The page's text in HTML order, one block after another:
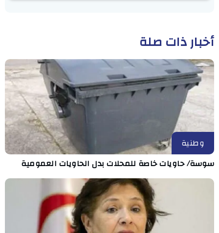
أخبار ذات صلة
وطنية
سوسة/ حاويات خاصة للمحلات بدل الحاويات العمومية